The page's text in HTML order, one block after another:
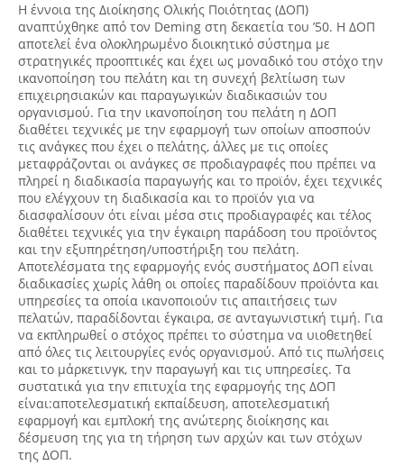
Η έννοια της Διοίκησης Ολικής Ποιότητας (ΔΟΠ)
αναπτύχθηκε από τον Deming στη δεκαετία του ’50. Η ΔΟΠ
αποτελεί ένα ολοκληρωμένο διοικητικό σύστημα με
στρατηγικές προοπτικές και έχει ως μοναδικό του στόχο την
ικανοποίηση του πελάτη και τη συνεχή βελτίωση των
επιχειρησιακών και παραγωγικών διαδικασιών του
οργανισμού. Για την ικανοποίηση του πελάτη η ΔΟΠ
διαθέτει τεχνικές με την εφαρμογή των οποίων αποσπούν
τις ανάγκες που έχει ο πελάτης, άλλες με τις οποίες
μεταφράζονται οι ανάγκες σε προδιαγραφές που πρέπει να
πληρεί η διαδικασία παραγωγής και το προϊόν, έχει τεχνικές
που ελέγχουν τη διαδικασία και το προϊόν για να
διασφαλίσουν ότι είναι μέσα στις προδιαγραφές και τέλος
διαθέτει τεχνικές για την έγκαιρη παράδοση του προϊόντος
και την εξυπηρέτηση/υποστήριξη του πελάτη.
Αποτελέσματα της εφαρμογής ενός συστήματος ΔΟΠ είναι
διαδικασίες χωρίς λάθη οι οποίες παραδίδουν προϊόντα και
υπηρεσίες τα οποία ικανοποιούν τις απαιτήσεις των
πελατών, παραδίδονται έγκαιρα, σε ανταγωνιστική τιμή. Για
να εκπληρωθεί ο στόχος πρέπει το σύστημα να υιοθετηθεί
από όλες τις λειτουργίες ενός οργανισμού. Από τις πωλήσεις
και το μάρκετινγκ, την παραγωγή και τις υπηρεσίες. Τα
συστατικά για την επιτυχία της εφαρμογής της ΔΟΠ
είναι:αποτελεσματική εκπαίδευση, αποτελεσματική
εφαρμογή και εμπλοκή της ανώτερης διοίκησης και
δέσμευση της για τη τήρηση των αρχών και των στόχων
της ΔΟΠ.